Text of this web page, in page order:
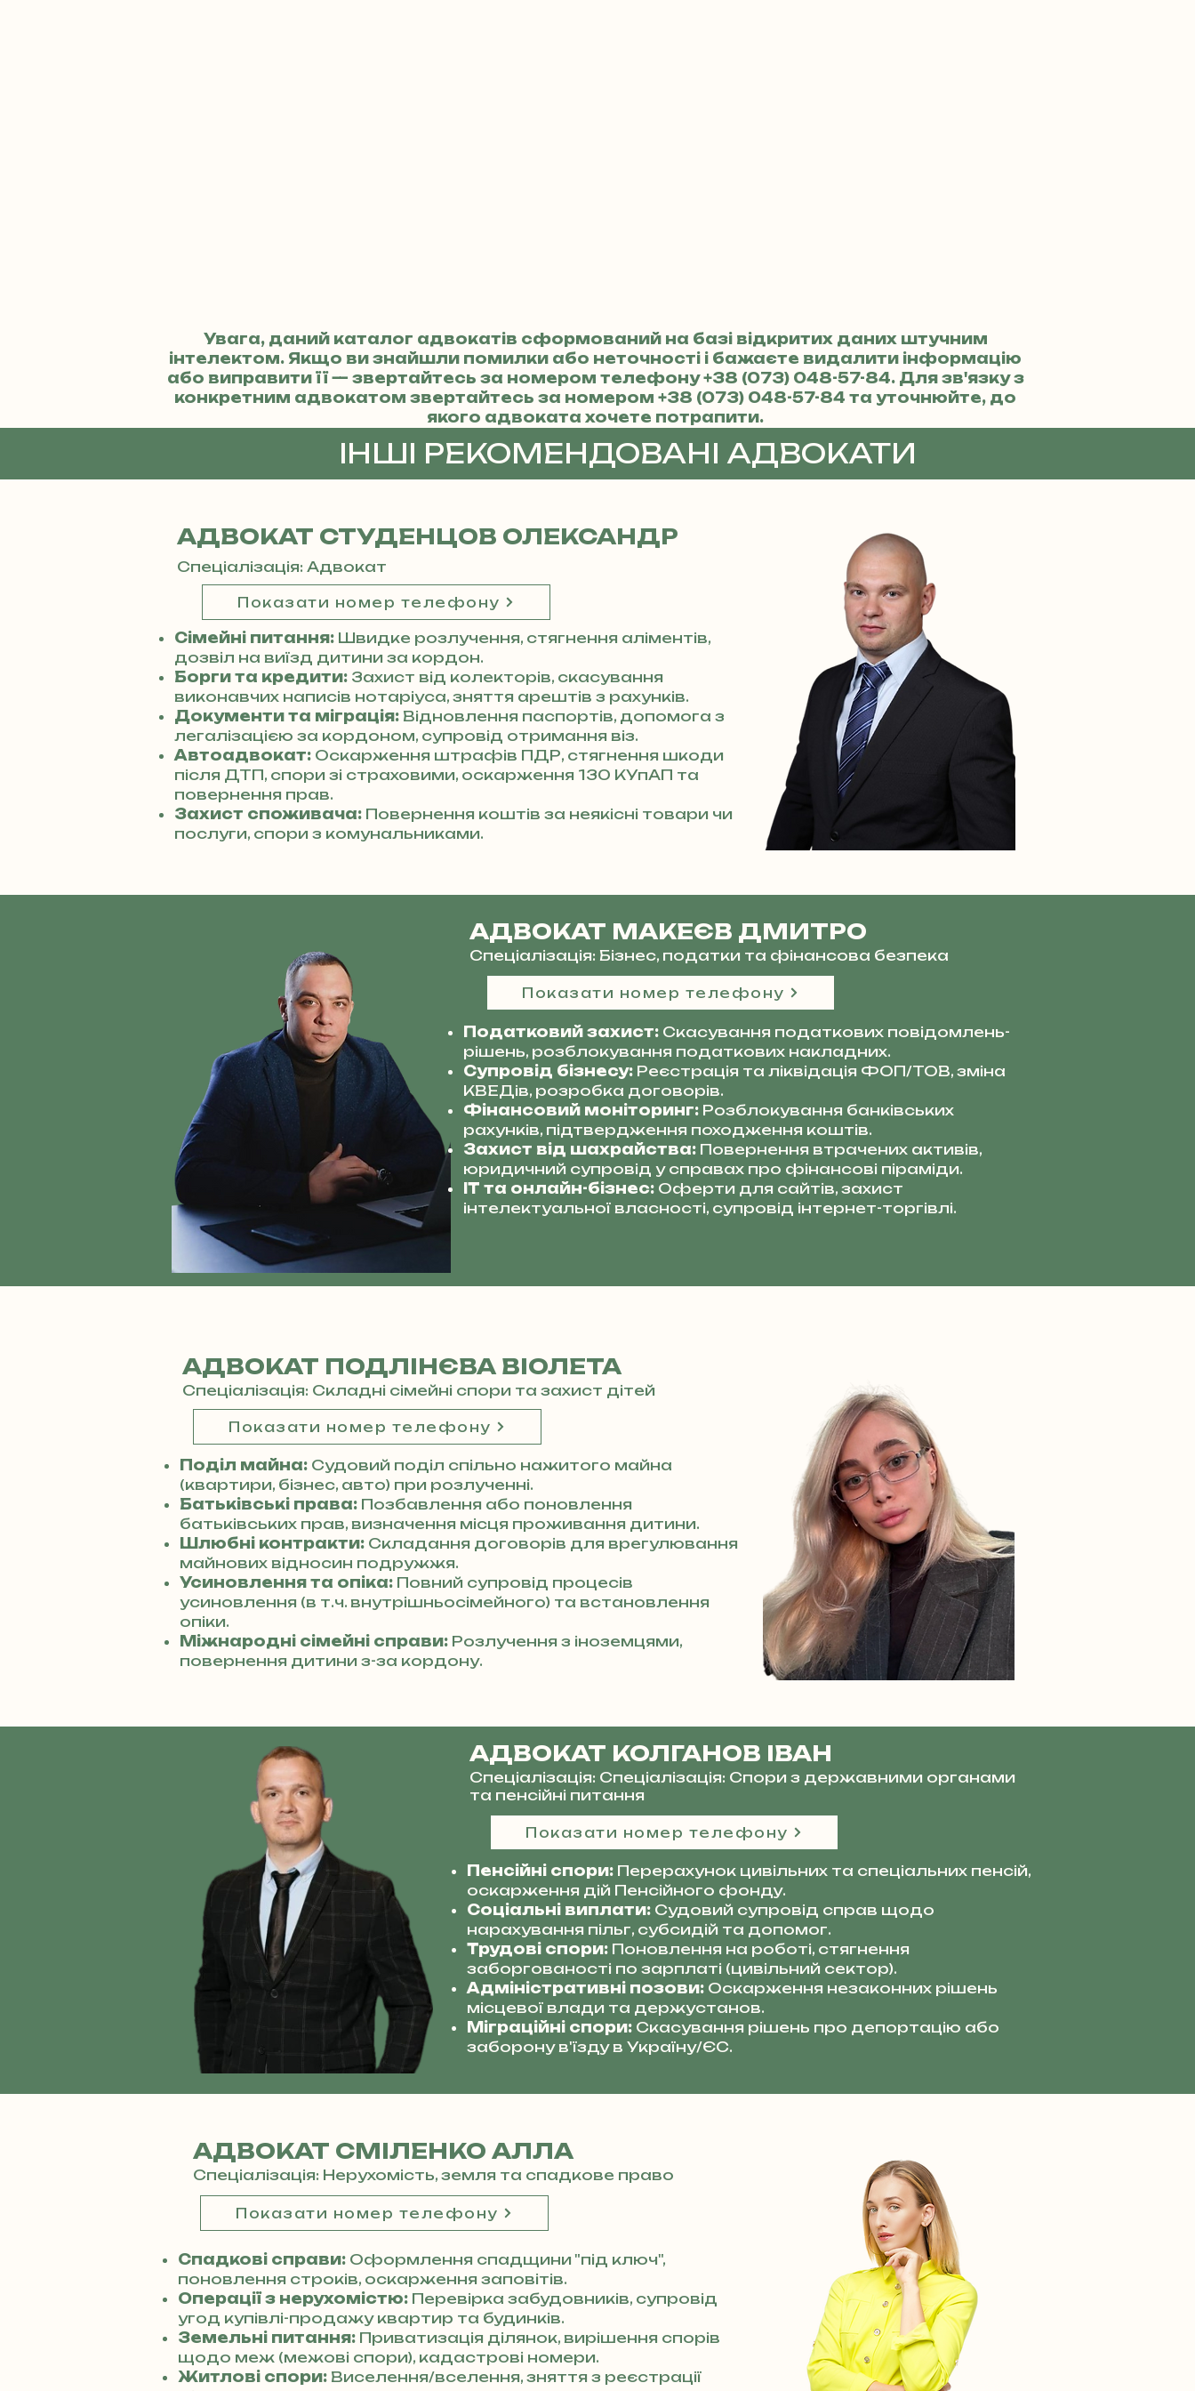
Увага, даний каталог адвокатів сформований на базі відкритих даних штучним
інтелектом. Якщо ви знайшли помилки або неточності і бажаєте видалити інформацію
або виправити її — звертайтесь за номером телефону+38 (073) 048-57-84. Для зв'язку з
конкретним адвокатом звертайтесь за номером +38 (073) 048-57-84 та уточнюйте, до
якого адвоката хочете потрапити.
ІНШІ РЕКОМЕНДОВАНІ АДВОКАТИ
АДВОКАТ СТУДЕНЦОВ ОЛЕКСАНДР
Спеціалізація: Адвокат
Показати номер телефону
Сімейні питання: Швидке розлучення, стягнення аліментів,
дозвіл на виїзд дитини за кордон.
Борги та кредити: Захист від колекторів, скасування
виконавчих написів нотаріуса, зняття арештів з рахунків.
Документи та міграція: Відновлення паспортів, допомога з
легалізацією за кордоном, супровід отримання віз.
Автоадвокат: Оскарження штрафів ПДР, стягнення шкоди
після ДТП, спори зі страховими, оскарження 130 КУпАП та
повернення прав.
Захист споживача: Повернення коштів за неякісні товари чи
послуги, спори з комунальниками.
АДВОКАТ МАКЕЄВ ДМИТРО
Спеціалізація: Бізнес, податки та фінансова безпека
Податковий захист: Скасування податкових повідомлень-
рішень, розблокування податкових накладних.
Супровід бізнесу: Реєстрація та ліквідація ФОП/ТОВ, зміна
КВЕДів, розробка договорів.
Фінансовий моніторинг: Розблокування банківських
рахунків, підтвердження походження коштів.
Захист від шахрайства: Повернення втрачених активів,
юридичний супровід у справах про фінансові піраміди.
IT та онлайн-бізнес: Оферти для сайтів, захист
інтелектуальної власності, супровід інтернет-торгівлі.
Показати номер телефону
АДВОКАТ ПОДЛІНЄВА ВІОЛЕТА
Спеціалізація: Складні сімейні спори та захист дітей
Показати номер телефону
Поділ майна: Судовий поділ спільно нажитого майна
(квартири, бізнес, авто) при розлученні.
Батьківські права: Позбавлення або поновлення
батьківських прав, визначення місця проживання дитини.
Шлюбні контракти: Складання договорів для врегулювання
майнових відносин подружжя.
Усиновлення та опіка: Повний супровід процесів
усиновлення (в т.ч. внутрішньосімейного) та встановлення
опіки.
Міжнародні сімейні справи: Розлучення з іноземцями,
повернення дитини з-за кордону.
АДВОКАТ КОЛГАНОВ ІВАН
Спеціалізація: Спеціалізація: Спори з державними органами
та пенсійні питання
Пенсійні спори: Перерахунок цивільних та спеціальних пенсій,
оскарження дій Пенсійного фонду.
Соціальні виплати: Судовий супровід справ щодо
нарахування пільг, субсидій та допомог.
Трудові спори: Поновлення на роботі, стягнення
заборгованості по зарплаті (цивільний сектор).
Адміністративні позови: Оскарження незаконних рішень
місцевої влади та держустанов.
Міграційні спори: Скасування рішень про депортацію або
заборону в'їзду в Україну/ЄС.
Показати номер телефону
АДВОКАТ СМІЛЕНКО АЛЛА
Спеціалізація: Нерухомість, земля та спадкове право
Показати номер телефону
Спадкові справи: Оформлення спадщини "під ключ",
поновлення строків, оскарження заповітів.
Операції з нерухомістю: Перевірка забудовників, супровід
угод купівлі-продажу квартир та будинків.
Земельні питання: Приватизація ділянок, вирішення спорів
щодо меж (межові спори), кадастрові номери.
Житлові спори: Виселення/вселення, зняття з реєстрації